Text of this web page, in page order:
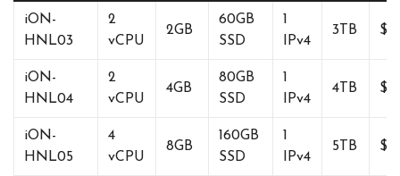
iON-
HNL03
2
vCPU
2GB
60GB
SSD
1
IPv4
3TB
iON-
HNL04
2
vCPU
4GB
80GB
SSD
1
IPv4
4TB
iON-
HNL05
4
vCPU
8GB
160GB
SSD
1
IPv4
5TB